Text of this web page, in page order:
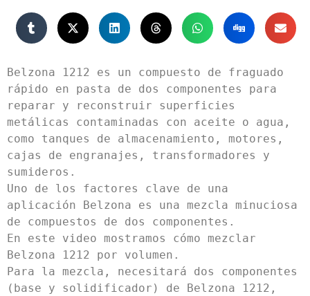
Belzona 1212 es un compuesto de fraguado
rápido en pasta de dos componentes para
reparar y reconstruir superficies
metálicas contaminadas con aceite o agua,
como tanques de almacenamiento, motores,
cajas de engranajes, transformadores y
sumideros.
Uno de los factores clave de una
aplicación Belzona es una mezcla minuciosa
de compuestos de dos componentes.
En este video mostramos cómo mezclar
Belzona 1212 por volumen.
Para la mezcla, necesitará dos componentes
(base y solidificador) de Belzona 1212,